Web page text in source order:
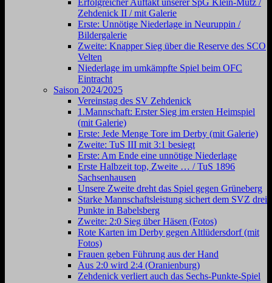
Erfolgreicher Auftakt unserer SpG Klein-Mutz /
Zehdenick II / mit Galerie
Erste: Unnötige Niederlage in Neuruppin /
Bildergalerie
Zweite: Knapper Sieg über die Reserve des SCO
Velten
Niederlage im umkämpfte Spiel beim OFC
Eintracht
Saison 2024/2025
Vereinstag des SV Zehdenick
1.Mannschaft: Erster Sieg im ersten Heimspiel
(mit Galerie)
Erste: Jede Menge Tore im Derby (mit Galerie)
Zweite: TuS III mit 3:1 besiegt
Erste: Am Ende eine unnötige Niederlage
Erste Halbzeit top, Zweite … / TuS 1896
Sachsenhausen
Unsere Zweite dreht das Spiel gegen Grüneberg
Starke Mannschaftsleistung sichert dem SVZ drei
Punkte in Babelsberg
Zweite: 2:0 Sieg über Häsen (Fotos)
Rote Karten im Derby gegen Altlüdersdorf (mit
Fotos)
Frauen geben Führung aus der Hand
Aus 2:0 wird 2:4 (Oranienburg)
Zehdenick verliert auch das Sechs-Punkte-Spiel